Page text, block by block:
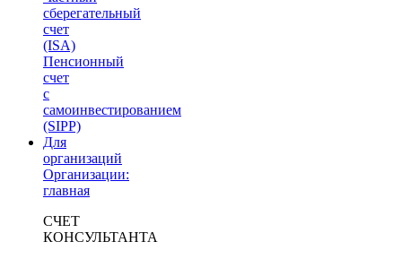
сберегательный
счет
(ISA)
Пенсионный
счет
с
самоинвестированием
(SIPP)
Для
организаций
Организации:
главная
СЧЕТ
КОНСУЛЬТАНТА